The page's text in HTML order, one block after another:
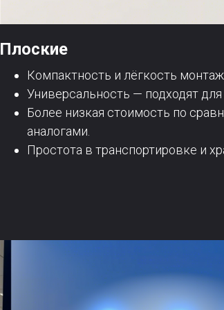
Плоские
Компактность и лёгкость
Универсальность — подходят
Более низкая стоимость по
аналогами.
Простота в транспортировке и